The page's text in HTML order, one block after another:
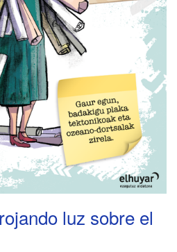
luz sobre el